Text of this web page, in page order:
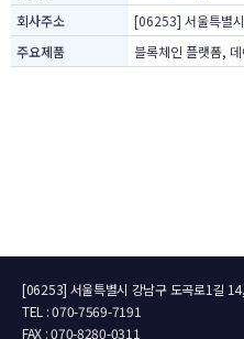
회사주소
[06253] 서울특별
주요제품
블록체인 플랫폼,
[06253] 서울특별시 강남구 도곡로1길
TEL : 070-7569-7191
FAX : 070-8280-0311